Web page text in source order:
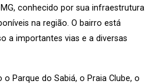
conhecido por sua infraestrutura
na região. O bairro está
a importantes vias e a diversas
Parque do Sabiá, o Praia Clube, o